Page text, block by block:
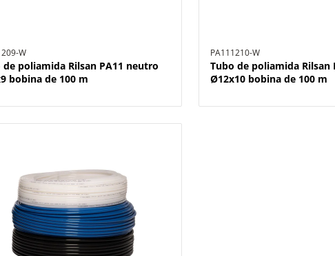
W
de poliamida Rilsan PA11 neutro
bobina de 100 m
PA111210-W
Tubo de poliamida Rilsan
Ø12x10 bobina de 100 m